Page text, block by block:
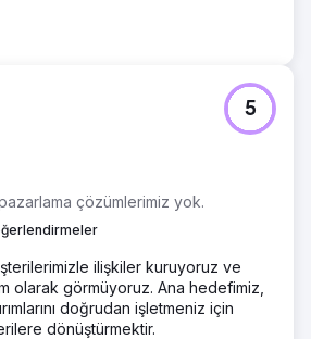
çözümlerimiz yok.
5
ilişkiler kuruyoruz ve
olarak görmüyoruz. Ana hedefimiz,
doğrudan işletmeniz için
dönüştürmektir.